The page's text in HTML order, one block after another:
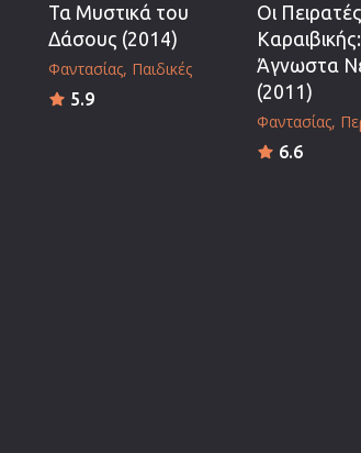
Φαντασίας
Φιλμ Νουάρ
Χριστουγεννιάτικες
Τα Μυστικά του
Δάσους (2014)
Φαντασίας Παιδικές
5.9
Οι
Άγνωστα
(2011)
Φαντασίας
6.6